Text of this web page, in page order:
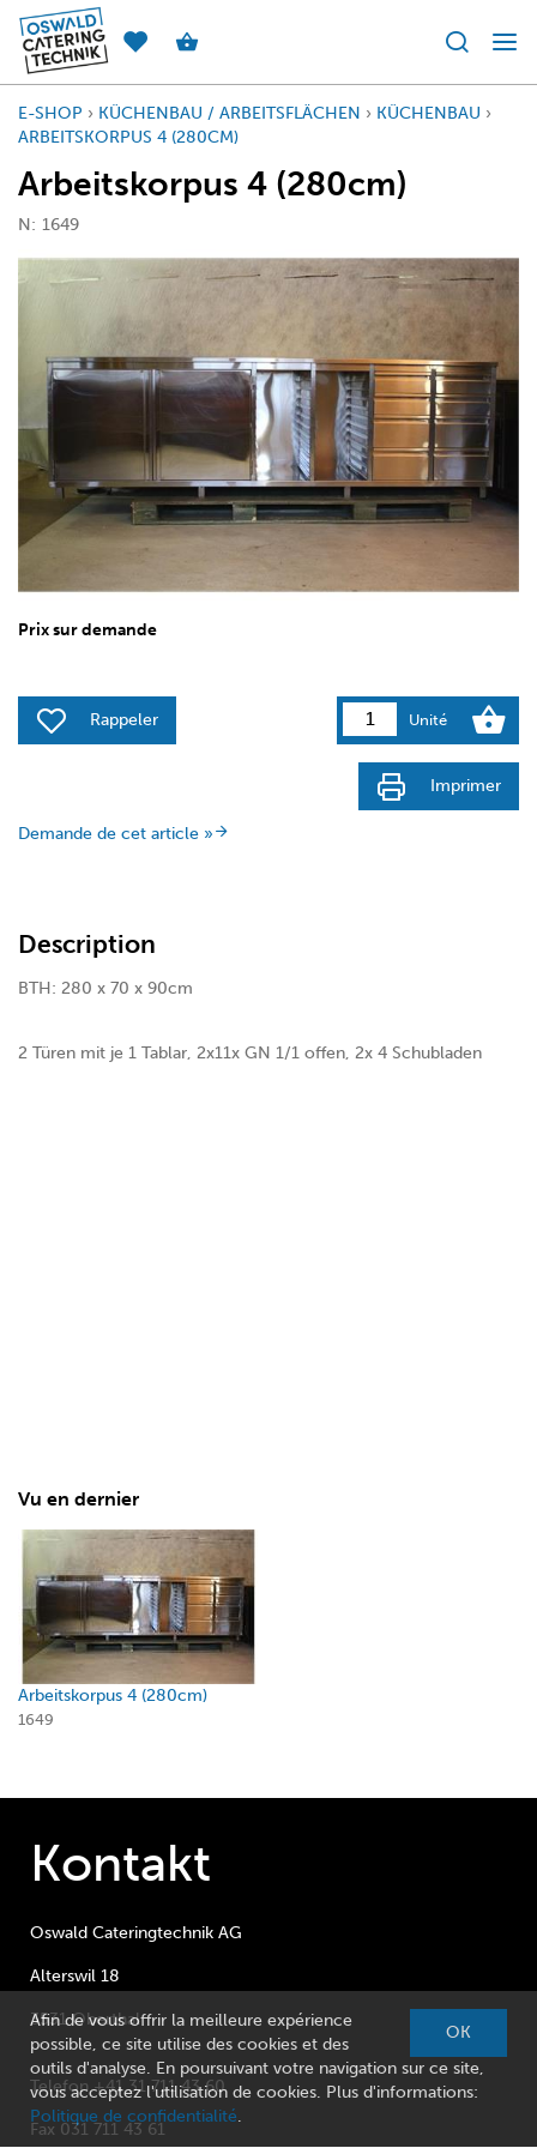
E-SHOP › KÜCHENBAU / ARBEITSFLÄCHEN › KÜCHENBAU ›
ARBEITSKORPUS 4 (280CM)
Arbeitskorpus 4 (280cm)
N: 1649
Prix sur demande
Rappeler Unité
Imprimer
Demande de cet article »
Description
BTH: 280 x 70 x 90cm
2 Türen mit je 1 Tablar, 2x11x GN 1/1 offen, 2x 4 Schubladen
Vu en dernier
Arbeitskorpus 4 (280cm)
1649
Kontakt
Oswald Cateringtechnik AG
Alterswil 18
3531 Oberthal
Telefon +41 31 711 43 60
Fax 031 711 43 61
OK
Afin de vous offrir la meilleure expérience
possible, ce site utilise des cookies et des
outils d'analyse. En poursuivant votre navigation sur ce site,
vous acceptez l'utilisation de cookies. Plus d'informations:
Politique de confidentialité.